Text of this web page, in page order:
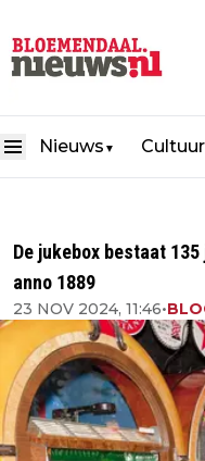
Nieuws ▼ Cultuur
De jukebox bestaat
anno 1889
23 NOV 2024, 11:46•